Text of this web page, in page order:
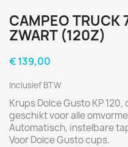
CAMPEO TRUCK
ZWART (120Z)
€ 139,00
Inclusief BTW
Krups Dolce Gusto KP
geschikt voor alle
Automatisch, instelbare
Voor Dolce Gusto cups.